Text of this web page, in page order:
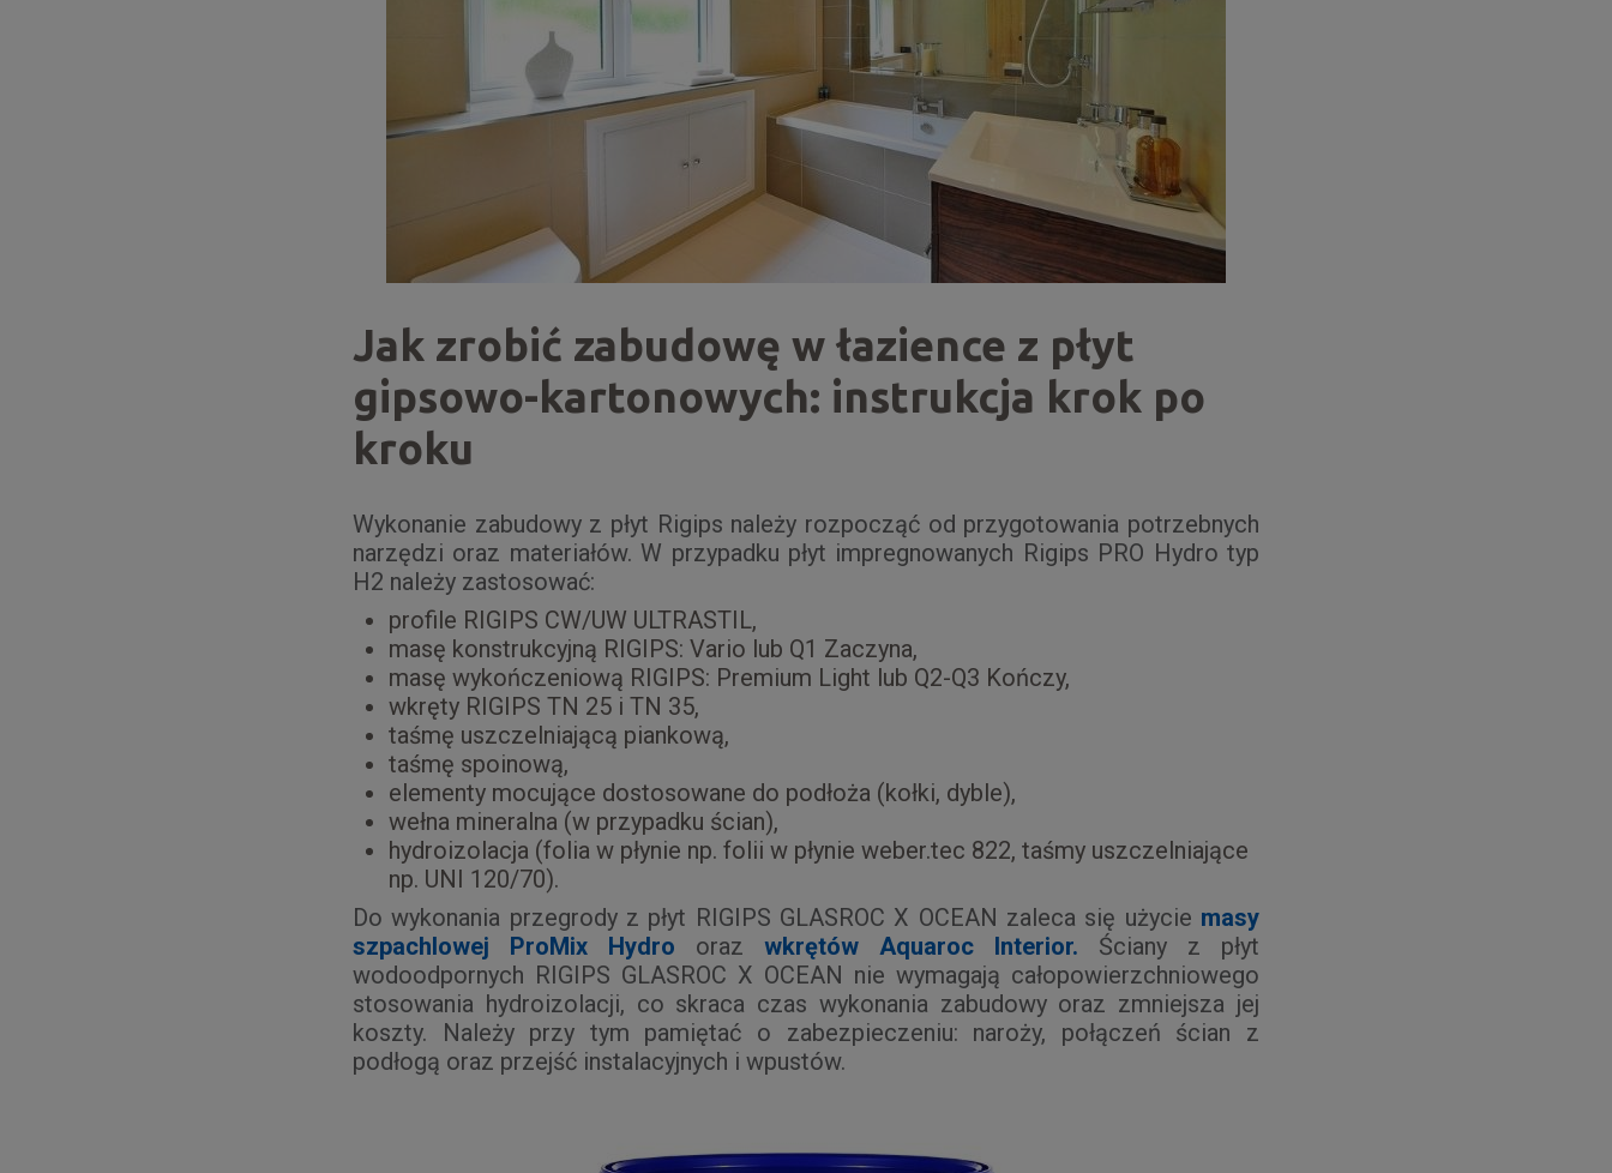
Jak zrobić zabudowę w łazience z płyt
gipsowo-kartonowych: instrukcja krok po
kroku
Wykonanie zabudowy z płyt Rigips należy rozpocząć od przygotowania potrzebnych
narzędzi oraz materiałów. W przypadku płyt impregnowanych Rigips PRO Hydro typ
H2 należy zastosować:
profile RIGIPS CW/UW ULTRASTIL,
masę konstrukcyjną RIGIPS: Vario lub Q1 Zaczyna,
masę wykończeniową RIGIPS: Premium Light lub Q2-Q3 Kończy,
wkręty RIGIPS TN 25 i TN 35,
taśmę uszczelniającą piankową,
taśmę spoinową,
elementy mocujące dostosowane do podłoża (kołki, dyble),
wełna mineralna (w przypadku ścian),
hydroizolacja (folia w płynie np. folii w płynie weber.tec 822, taśmy uszczelniające
np. UNI 120/70).
Do wykonania przegrody z płyt RIGIPS GLASROC X OCEAN zaleca się użycie masy
szpachlowej ProMix Hydro oraz wkrętów Aquaroc Interior. Ściany z płyt
wodoodpornych RIGIPS GLASROC X OCEAN nie wymagają całopowierzchniowego
stosowania hydroizolacji, co skraca czas wykonania zabudowy oraz zmniejsza jej
koszty. Należy przy tym pamiętać o zabezpieczeniu: naroży, połączeń ścian z
podłogą oraz przejść instalacyjnych i wpustów.